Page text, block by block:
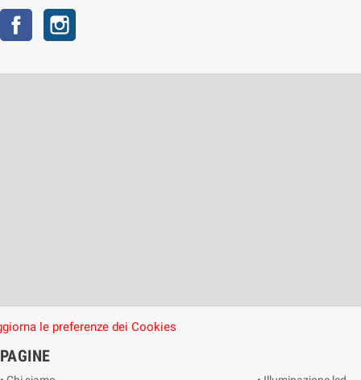
Facebook
le preferenze dei Cookies
PAGINE